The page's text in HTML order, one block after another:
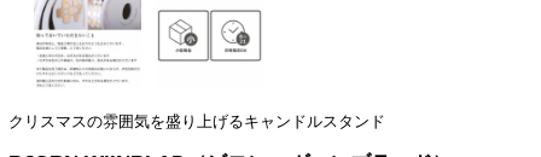
クリスマスの雰囲気を盛り上げるキャンドルスタンド